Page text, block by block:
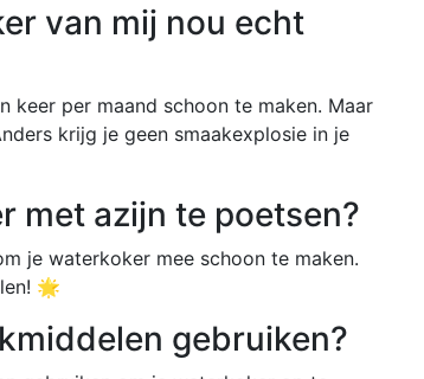
van mij nou echt
keer per maand schoon te maken. Maar
krijg je geen smaakexplosie in je
met azijn te poetsen?
je waterkoker mee schoon te maken.
🌟
gebruiken?